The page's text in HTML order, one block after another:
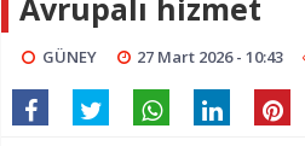
Avrupalı hizmet
GÜNEY 27 Mart 2026 - 10:43